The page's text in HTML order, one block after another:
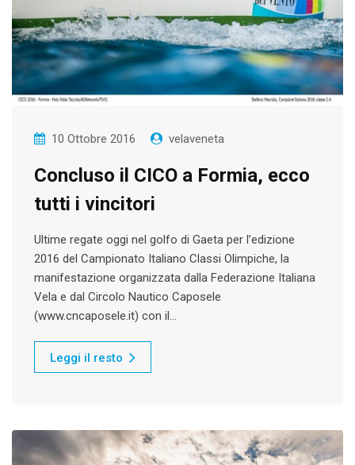
10 Ottobre 2016 velaveneta
Concluso il CICO a Formia, ecco
tutti i vincitori
Ultime regate oggi nel golfo di Gaeta per l’edizione
2016 del Campionato Italiano Classi Olimpiche, la
manifestazione organizzata dalla Federazione Italiana
Vela e dal Circolo Nautico Caposele
(www.cncaposele.it) con il…
Leggi il resto